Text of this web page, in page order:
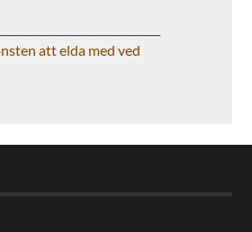
att elda med ved